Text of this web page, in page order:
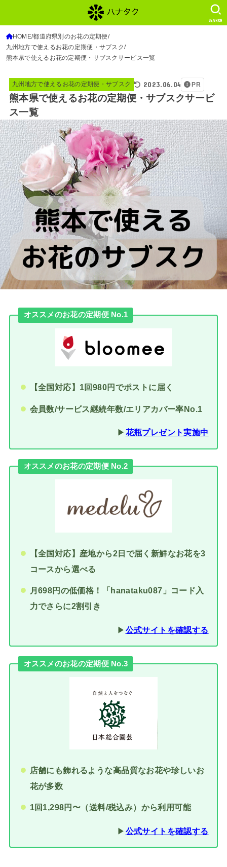
SEARCH
HOME 都道府県別のお花の定期便
九州地方で使えるお花の定期便・サブスク
熊本県で使えるお花の定期便・サブスクサービス一覧
九州地方で使えるお花の定期便・サブスク 2023.06.04 PR
熊本県で使えるお花の定期便・サブスクサービ
ス一覧
オススメのお花の定期便 No.1
【全国対応】1回980円でポストに届く
会員数/サービス継続年数/エリアカバー率No.1
▶︎ 花瓶プレゼント実施中
オススメのお花の定期便 No.2
【全国対応】産地から2日で届く新鮮なお花を3
コースから選べる
月698円の低価格！「hanataku087」コード入
力でさらに2割引き
▶︎ 公式サイトを確認する
オススメのお花の定期便 No.3
店舗にも飾れるような高品質なお花や珍しいお
花が多数
1回1,298円〜（送料/税込み）から利用可能
▶︎ 公式サイト を確認する